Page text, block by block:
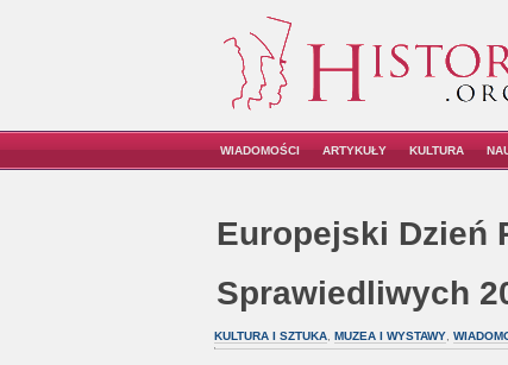
WIADOMOŚCI ARTYKUŁY KULTURA
Europejski Dzień
Sprawiedliwych
KULTURA I SZTUKA, MUZEA I WYSTAWY,